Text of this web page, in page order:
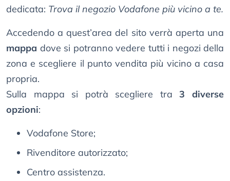
dedicata: Trova il negozio Vodafone più vicino a te.
Accedendo a quest’area del sito verrà aperta una
mappa dove si potranno vedere tutti i negozi della
zona e scegliere il punto vendita più vicino a casa
propria.
Sulla mappa si potrà scegliere tra 3 diverse
opzioni:
Vodafone Store;
Rivenditore autorizzato;
Centro assistenza.